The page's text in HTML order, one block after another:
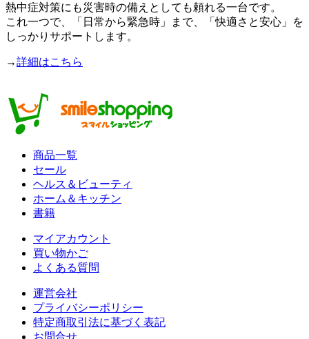
熱中症対策にも災害時の備えとしても頼れる一台です。
これ一つで、「日常から緊急時」まで、「快適さと安心」を
しっかりサポートします。
→詳細はこちら
商品一覧
セール
ヘルス＆ビューティ
ホーム＆キッチン
書籍
マイアカウント
買い物かご
よくある質問
運営会社
プライバシーポリシー
特定商取引法に基づく表記
お問合せ